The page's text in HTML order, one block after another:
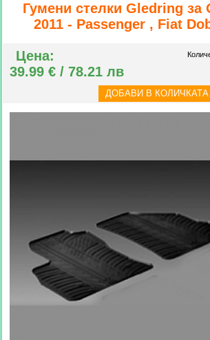
Гумени стелки Gledring за
2011 - Passenger , Fiat
Цена:
39.99 € / 78.21 лв